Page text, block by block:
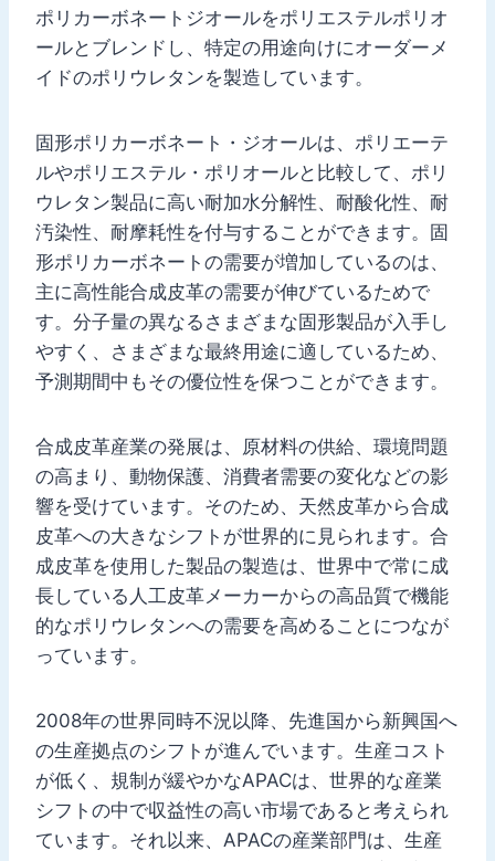
ポリカーボネートジオールをポリエステルポリオ
ールとブレンドし、特定の用途向けにオーダーメ
イドのポリウレタンを製造しています。
固形ポリカーボネート・ジオールは、ポリエーテ
ルやポリエステル・ポリオールと比較して、ポリ
ウレタン製品に高い耐加水分解性、耐酸化性、耐
汚染性、耐摩耗性を付与することができます。固
形ポリカーボネートの需要が増加しているのは、
主に高性能合成皮革の需要が伸びているためで
す。分子量の異なるさまざまな固形製品が入手し
やすく、さまざまな最終用途に適しているため、
予測期間中もその優位性を保つことができます。
合成皮革産業の発展は、原材料の供給、環境問題
の高まり、動物保護、消費者需要の変化などの影
響を受けています。そのため、天然皮革から合成
皮革への大きなシフトが世界的に見られます。合
成皮革を使用した製品の製造は、世界中で常に成
長している人工皮革メーカーからの高品質で機能
的なポリウレタンへの需要を高めることにつなが
っています。
2008年の世界同時不況以降、先進国から新興国へ
の生産拠点のシフトが進んでいます。生産コスト
が低く、規制が緩やかなAPACは、世界的な産業
シフトの中で収益性の高い市場であると考えられ
ています。それ以来、APACの産業部門は、生産